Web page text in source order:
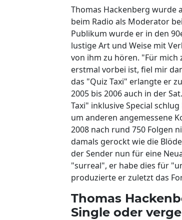
Thomas Hackenberg wurde
beim Radio als Moderator
Publikum wurde er in den
lustige Art und Weise mit
von ihm zu hören. "Für mich
erstmal vorbei ist, fiel mir
das "Quiz Taxi" erlangte er
2005 bis 2006 auch in der
Taxi" inklusive Special
um anderen angemessene
2008 nach rund 750 Folgen
damals gerockt wie die
der Sender nun für eine
"surreal", er habe dies für
produzierte er zuletzt das
Thomas
Single oder